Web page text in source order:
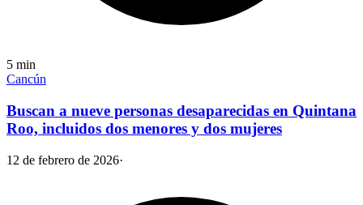
5 min
Cancún
Buscan a nueve personas desaparecidas en Quintana
Roo, incluidos dos menores y dos mujeres
12 de febrero de 2026·